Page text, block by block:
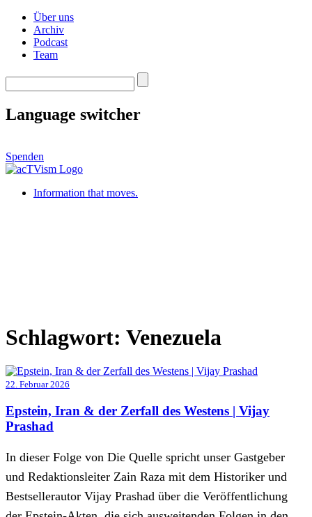
Über uns
Archiv
Podcast
Team
Language switcher
Spenden
Information that moves.
Schlagwort: Venezuela
22. Februar 2026
Epstein, Iran & der Zerfall des Westens | Vijay
Prashad
In dieser Folge von Die Quelle spricht unser Gastgeber
und Redaktionsleiter Zain Raza mit dem Historiker und
Bestsellerautor Vijay Prashad über die Veröffentlichung